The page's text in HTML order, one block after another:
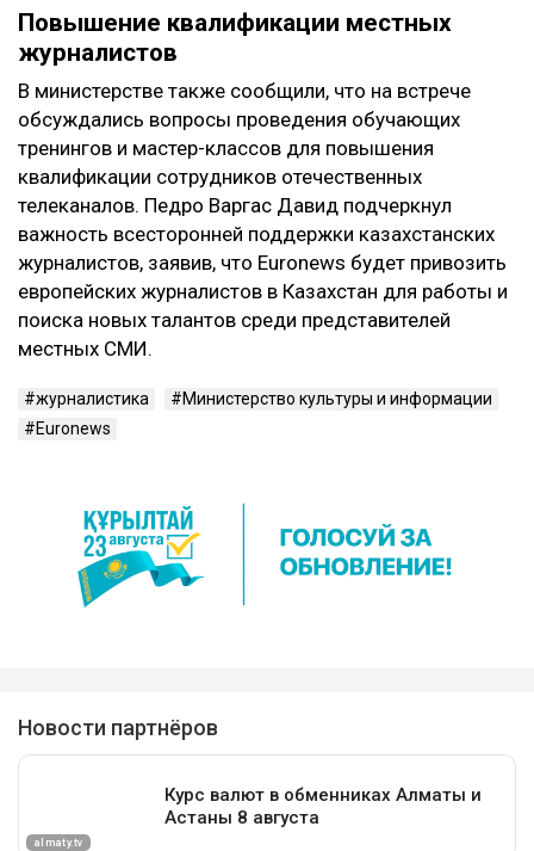
Повышение квалификации местных
журналистов
В министерстве также сообщили, что на встрече
обсуждались вопросы проведения обучающих
тренингов и мастер-классов для повышения
квалификации сотрудников отечественных
телеканалов. Педро Варгас Давид подчеркнул
важность всесторонней поддержки казахстанских
журналистов, заявив, что Euronews будет привозить
европейских журналистов в Казахстан для работы и
поиска новых талантов среди представителей
местных СМИ.
журналистика
Министерство культуры и информации
Euronews